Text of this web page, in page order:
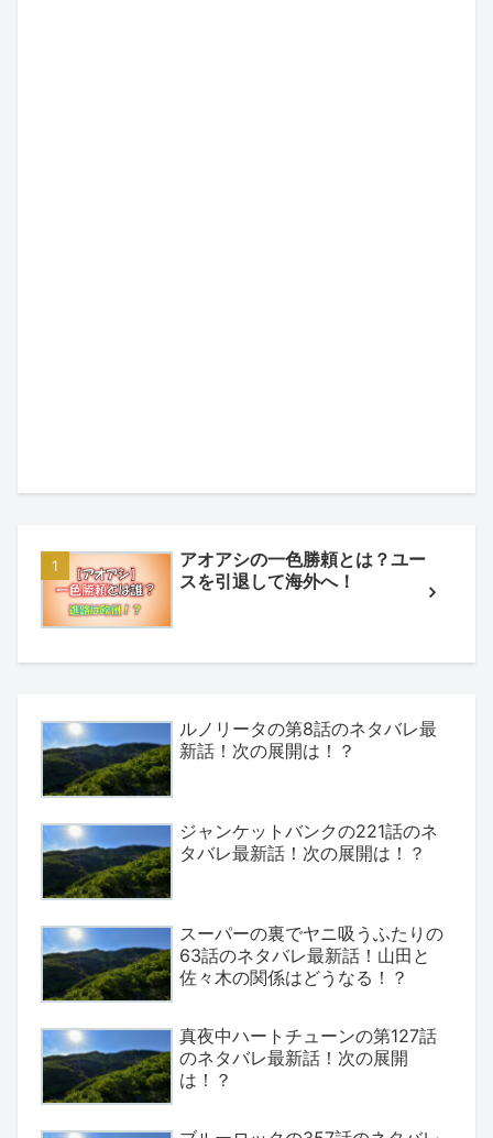
アオアシの一色勝頼とは？ユー
スを引退して海外へ！
ルノリータの第8話のネタバレ最
新話！次の展開は！？
ジャンケットバンクの221話のネ
タバレ最新話！次の展開は！？
スーパーの裏でヤニ吸うふたりの
63話のネタバレ最新話！山田と
佐々木の関係はどうなる！？
真夜中ハートチューンの第127話
のネタバレ最新話！次の展開
は！？